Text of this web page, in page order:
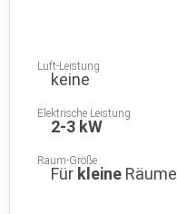
Luft-Leistung
keine
Elektrische Leistung
2-3 kW
Raum-Größe
Für kleine Räume